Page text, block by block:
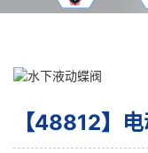
【48812】